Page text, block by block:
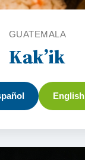
GUATEMALA
Kak’ik
English